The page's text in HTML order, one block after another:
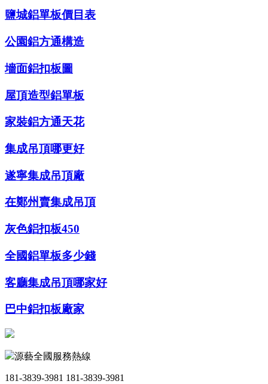
鹽城鋁單板價目表
公園鋁方通構造
墻面鋁扣板圖
屋頂造型鋁單板
家裝鋁方通天花
集成吊頂哪更好
遂寧集成吊頂廠
在鄭州賣集成吊頂
灰色鋁扣板450
全國鋁單板多少錢
客廳集成吊頂哪家好
巴中鋁扣板廠家
源藝全國服務熱線
181-3839-3981 181-3839-3981